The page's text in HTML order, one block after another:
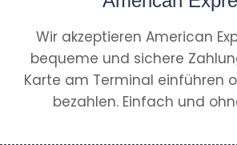
Wir akzeptieren American
bequeme und sichere
Karte am Terminal einführen
bezahlen. Einfach und